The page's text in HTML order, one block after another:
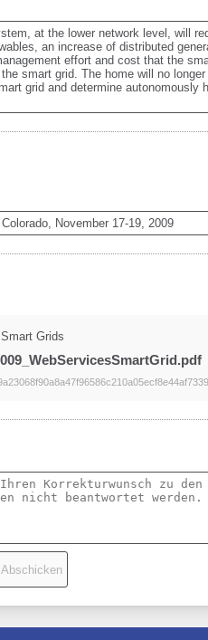
at the lower network level, will
an increase of distributed
effort and cost that the
smart grid. The home will no
grid and determine
November 17-19, 2009
Grids